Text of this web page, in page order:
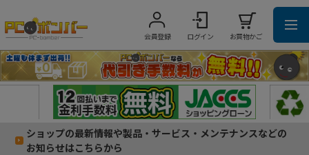
会員登録 ログイン お買物かご
ショップの最新情報や製品・サービス・メンテナンスなどの
お知らせはこちらから